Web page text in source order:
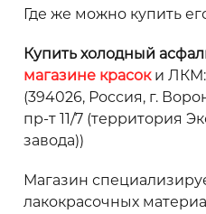
Где же можно купить
Купить холодный
магазине красоки ЛКМ:
(394026, Россия, г.
пр-т 11/7 (территория
завода))
Магазин
лакокрасочных